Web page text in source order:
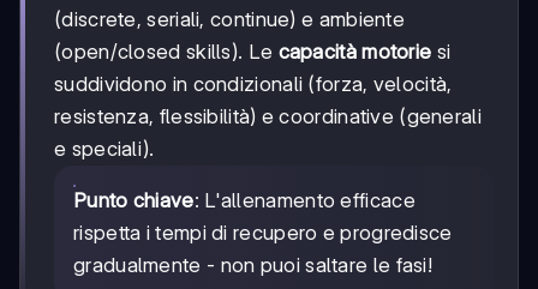
(discrete, seriali, continue) e ambiente
(open/closed skills). Le capacità motorie si
suddividono in condizionali (forza, velocità,
resistenza, flessibilità) e coordinative (generali
e speciali).
Punto chiave: L'allenamento efficace
rispetta i tempi di recupero e progredisce
gradualmente - non puoi saltare le fasi!